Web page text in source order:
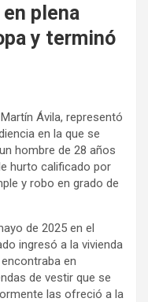
plena
y terminó
Ávila, representó
en la que se
hombre de 28 años
hurto calificado por
y robo en grado de
de 2025 en el
ingresó a la vivienda
en
de vestir que se
las ofreció a la